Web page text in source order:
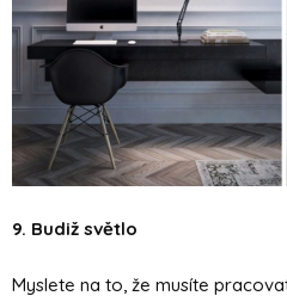
9. Budiž světlo
Myslete na to, že musíte